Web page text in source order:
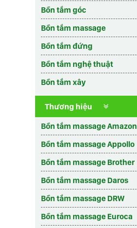
Bồn tắm góc
Bồn tắm massage
Bồn tắm đứng
Bồn tắm nghệ thuật
Bồn tắm xây
Thương hiệu
Bồn tắm massage Amazon
Bồn tắm massage Appollo
Bồn tắm massage Brother
Bồn tắm massage Daros
Bồn tắm massage DRW
Bồn tắm massage Euroca